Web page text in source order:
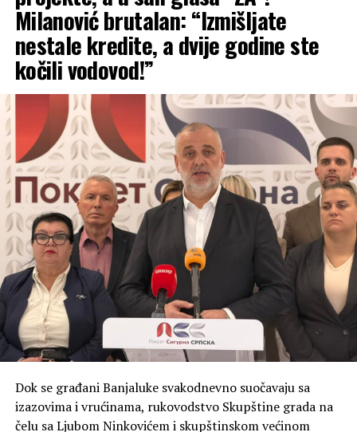
godine kasnije, njihova
žrtva ostaje trajna opomena
i obaveza svima nama.
Danas smo položili ruže i
odali počast onima
zahvaljujući kojima su
odbranjeni narod i ovaj
kraj”, poručio je Kresojević.
Narodni poslanik PDP/PSS-a podvukao je da se
poštovanje prema boračkoj populaciji ne smije
završavati samo na riječima i odavanju počasti na
spomenicima, već da se Republika Srpska mora graditi
konkretnim sistemskim rješenjima koja će poboljšati
položaj onih koji su je stvorili.
“Na nama je da Republiku
Srpsku čuvamo mirom,
Milanović brutalan: “Izmišljate
nestale kredite, a dvije godine ste
kočili vodovod!”
Dok se građani Banjaluke svakodnevno suočavaju sa
izazovima i vrućinama, rukovodstvo Skupštine grada na
čelu sa Ljubom Ninkovićem i skupštinskom većinom